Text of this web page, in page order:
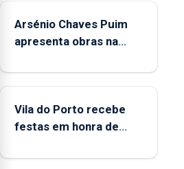
Arsénio Chaves Puim
apresenta obras na
Porto
Vila do Porto recebe
festas em honra de
Assunção